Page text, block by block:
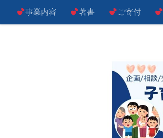
コンテンツへスキップ
事業内容 著書 ご寄付